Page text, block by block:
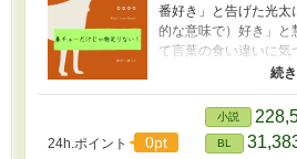
番好き」と告げた光太
的な意味で）好き」と
て言葉の食い違いに気
まり崖から落ちて、目
校一年生になったふた
保護犬ボランティア活
きっかけで光太は慧の
24h.ポイント 0pt
小説
BL